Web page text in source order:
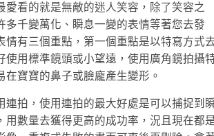
愛看的就是無敵的迷人笑容，除了笑容之
多千變萬化、瞬息一變的表情等著您去發
情有三個重點，第一個重點是以特寫方式
使用標準鏡頭或小望遠，使用廣角鏡拍攝
在寶寶的鼻子或臉龐產生變形。
連拍，使用連拍的最大好處是可以捕捉到
用數量去獲得更高的成功率，況且現在都